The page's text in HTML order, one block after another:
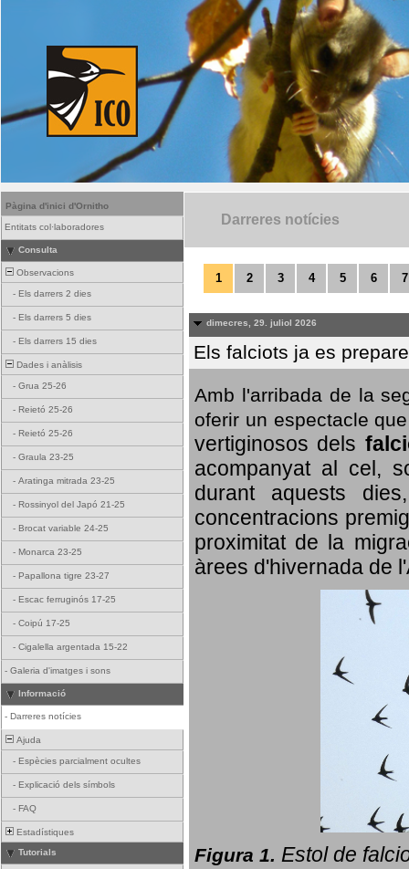
Pàgina d'inici d'Ornitho
Entitats col·laboradores
Consulta
Observacions
- Els darrers 2 dies
- Els darrers 5 dies
- Els darrers 15 dies
Dades i anàlisis
- Grua 25-26
- Reietó 25-26
- Reietó 25-26
- Graula 23-25
- Aratinga mitrada 23-25
- Rossinyol del Japó 21-25
- Brocat variable 24-25
- Monarca 23-25
- Papallona tigre 23-27
- Escac ferruginós 17-25
- Coipú 17-25
- Cigalella argentada 15-22
- Galeria d'imatges i sons
Informació
- Darreres notícies
Ajuda
- Espècies parcialment ocultes
- Explicació dels símbols
- FAQ
Estadístiques
Tutorials
Darreres notícies
1 2 3 4 5 6 7
dimecres, 29. juliol 2026
Els falciots ja es
Amb l'arribada de la
oferir un espectacle
vertiginosos dels
acompanyat al cel,
durant aquests
concentracions
proximitat de la
àrees d'hivernada de
Figura 1. Estol de